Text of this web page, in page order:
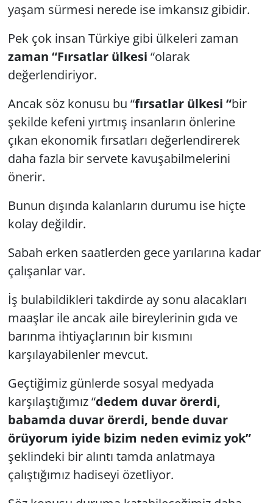
yaşam sürmesi nerede ise imkansız gibidir.
Pek çok insan Türkiye gibi ülkeleri zaman
zaman “Fırsatlar ülkesi “olarak
değerlendiriyor.
Ancak söz konusu bu “fırsatlar ülkesi “bir
şekilde kefeni yırtmış insanların önlerine
çıkan ekonomik fırsatları değerlendirerek
daha fazla bir servete kavuşabilmelerini
önerir.
Bunun dışında kalanların durumu ise hiçte
kolay değildir.
Sabah erken saatlerden gece yarılarına kadar
çalışanlar var.
İş bulabildikleri takdirde ay sonu alacakları
maaşlar ile ancak aile bireylerinin gıda ve
barınma ihtiyaçlarının bir kısmını
karşılayabilenler mevcut.
Geçtiğimiz günlerde sosyal medyada
karşılaştığımız “dedem duvar örerdi,
babamda duvar örerdi, bende duvar
örüyorum iyide bizim neden evimiz yok”
şeklindeki bir alıntı tamda anlatmaya
çalıştığımız hadiseyi özetliyor.